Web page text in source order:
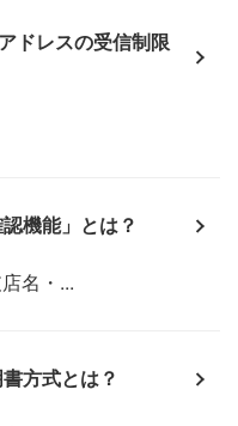
ドレスの受信制限
機能」とは？
名・...
方式とは？